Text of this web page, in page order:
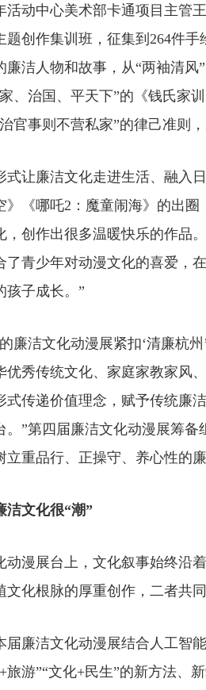
中心美术部卡通项目主管王
题创作集训班，征集到264件
廉洁人物和故事，从“两袖清风
、治国、平天下”的《钱氏家
官事则不营私家”的律己准则
廉洁文化走进生活、融入日
》《哪吒2：魔童闹海》的出
，创作出很多温暖快乐的作品
了青少年对动漫文化的喜爱，
孩子成长。”
洁文化动漫展紧扣‘清廉杭州
优秀传统文化、家庭家教家风
式传递价值理念，赋予传统廉
。”第四届廉洁文化动漫展筹
立重品行、正操守、养心性的廉
文化很“潮”
展台上，文化叙事始终沿着
文化根脉的厚重创作，二者共
洁文化动漫展结合人工智能
旅游”“文化+民生”的新方法、